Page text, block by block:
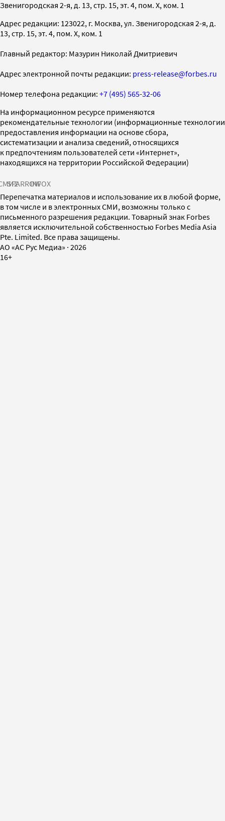
Звенигородская 2-я, д. 13, стр. 15, эт. 4, пом. X, ком. 1
Адрес редакции: 123022, г. Москва, ул. Звенигородская 2-я, д.
13, стр. 15, эт. 4, пом. X, ком. 1
Главный редактор: Мазурин Николай Дмитриевич
Адрес электронной почты редакции: press-release@forbes.ru
Номер телефона редакции: +7 (495) 565-32-06
На информационном ресурсе применяются
рекомендательные технологии (информационные технологии
предоставления информации на основе сбора,
систематизации и анализа сведений, относящихся
к предпочтениям пользователей сети «Интернет»,
находящихся на территории Российской Федерации)
SPARROWINFOX
Перепечатка материалов и использование их в любой форме,
в том числе и в электронных СМИ, возможны только с
письменного разрешения редакции. Товарный знак Forbes
является исключительной собственностью Forbes Media Asia
Pte. Limited. Все права защищены.
AO «АС Рус Медиа» · 2026
16+